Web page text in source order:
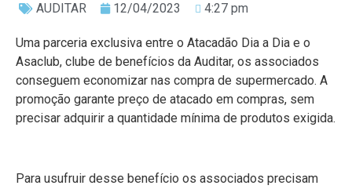
AUDITAR 12/04/2023 4:27 pm
Uma parceria exclusiva entre o Atacadão Dia a Dia e o
Asaclub, clube de benefícios da Auditar, os associados
conseguem economizar nas compra de supermercado. A
promoção garante preço de atacado em compras, sem
precisar adquirir a quantidade mínima de produtos exigida.
Para usufruir desse benefício os associados precisam